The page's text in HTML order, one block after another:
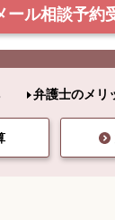
ール相談予約
弁護士のメリ